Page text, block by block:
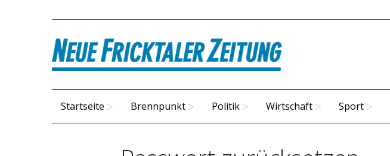
Startseite Brennpunkt Politik Wirtschaft Sport